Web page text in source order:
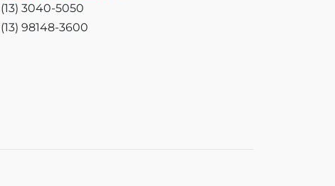
(13) 3040-5050
(13) 98148-3600